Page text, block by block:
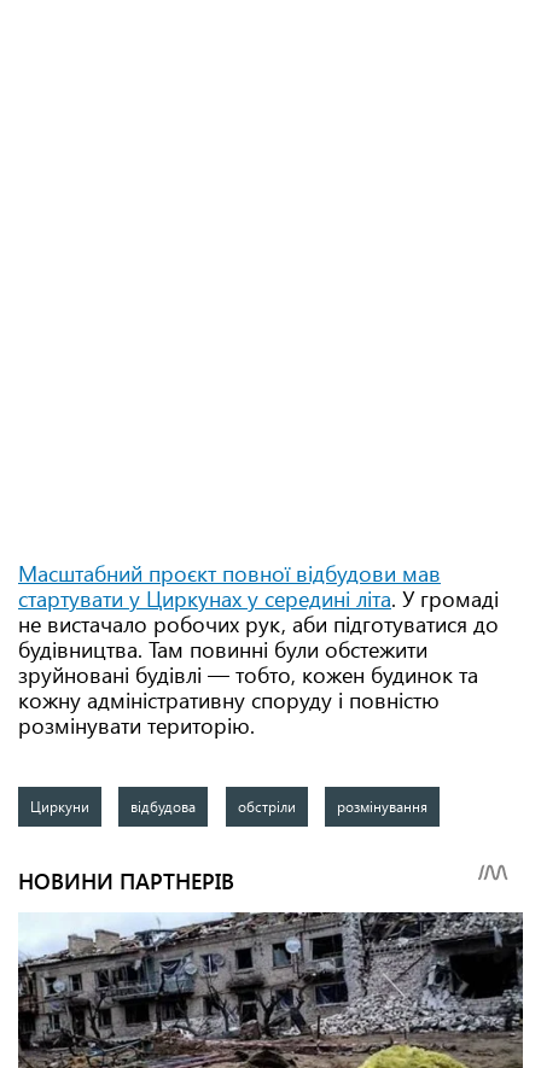
Масштабний проєкт повної відбудови мав
стартувати у Циркунах у середині літа. У громаді
не вистачало робочих рук, аби підготуватися до
будівництва. Там повинні були обстежити
зруйновані будівлі — тобто, кожен будинок та
кожну адміністративну споруду і повністю
розмінувати територію.
Циркуни відбудова обстріли розмінування